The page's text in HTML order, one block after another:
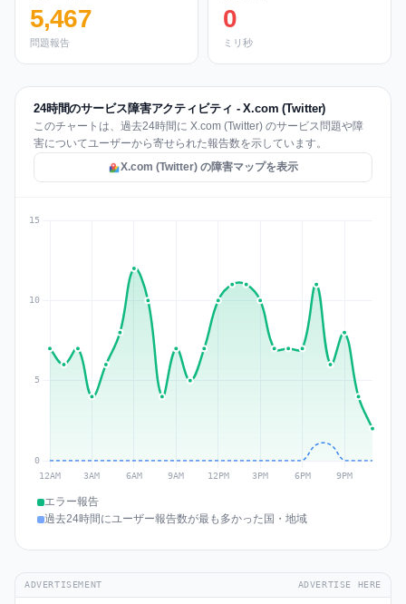
5,467
問題報告
0
ミリ秒
24時間のサービス障害アクティビティ - X.com (Twitter)
このチャートは、過去24時間に X.com (Twitter) のサービス問題や障
害についてユーザーから寄せられた報告数を示しています。
X.com (Twitter) の障害マップを表示
エラー報告
過去24時間にユーザー報告数が最も多かった国・地域
ADVERTISEMENT ADVERTISE HERE